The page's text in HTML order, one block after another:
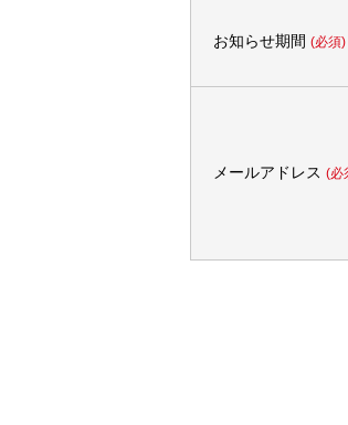
お知らせ期間 (必須)
メールアドレス (必